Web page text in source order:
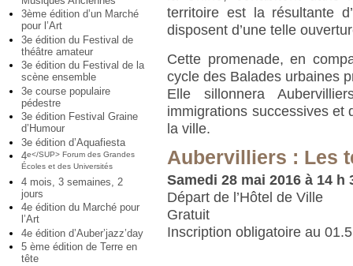
3ème édition d’un Marché
pour l’Art
3e édition du Festival de
théâtre amateur
3e édition du Festival de la
scène ensemble
3e course populaire
pédestre
3e édition Festival Graine
d’Humour
3e édition d’Aquafiesta
4e</SUP> Forum des Grandes
Écoles et des Universités
4 mois, 3 semaines, 2
jours
4e édition du Marché pour
l’Art
4e édition d’Auber’jazz’day
5 ème édition de Terre en
tête
territoire est la résultante
disposent d’une telle
Cette promenade, en
cycle des Balades urbaines
Elle sillonnera
immigrations successives et
la ville.
Aubervilliers : Les
Samedi 28 mai 2016 à 14 h
Départ de l’Hôtel de Ville
Gratuit
Inscription obligatoire au